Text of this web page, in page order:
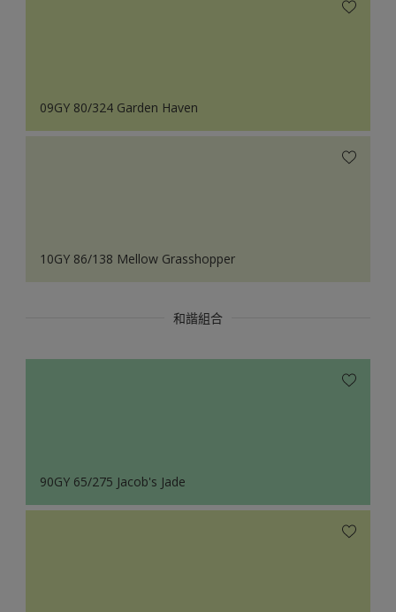
09GY 80/324 Garden Haven
10GY 86/138 Mellow Grasshopper
和諧組合
90GY 65/275 Jacob's Jade